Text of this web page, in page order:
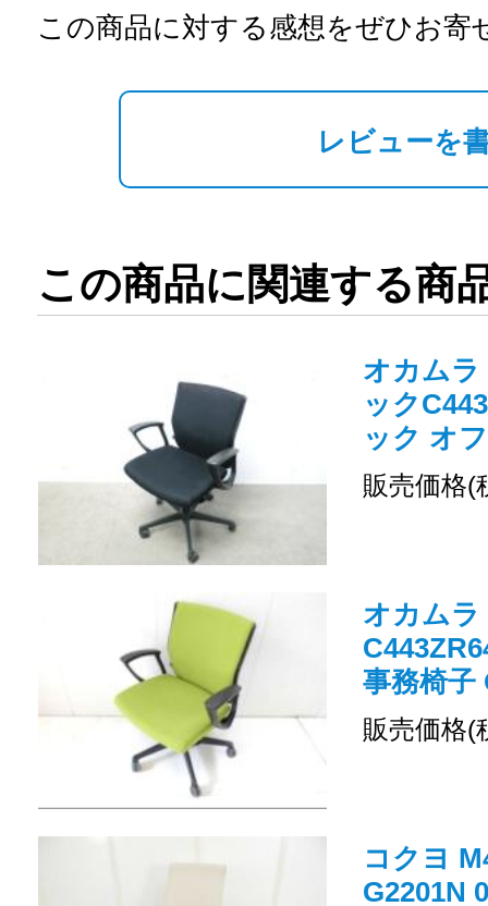
この商品に対する感想をぜひお寄
レビューを
この商品に関連する商
オカム
ック
ック オ
販売価格(
オカム
事務椅子
販売価格(
コクヨ
G2201N